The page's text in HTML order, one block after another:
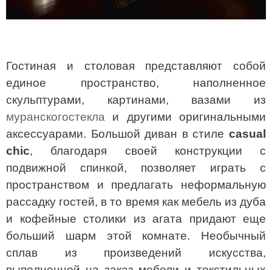
Гостиная и столовая представляют собой
единое пространство, наполненное
скульптурами, картинами, вазами из
муранскогостекла и другими оригинальными
аксессуарами. Большой диван в стиле casual
chic, благодаря своей конструкции с
подвижной спинкой, позволяет играть с
пространством и предлагать неформальную
рассадку гостей, в то время как мебель из дуба
и кофейные столики из агата придают еще
больший шарм этой комнате. Необычный
сплав из произведений искусства,